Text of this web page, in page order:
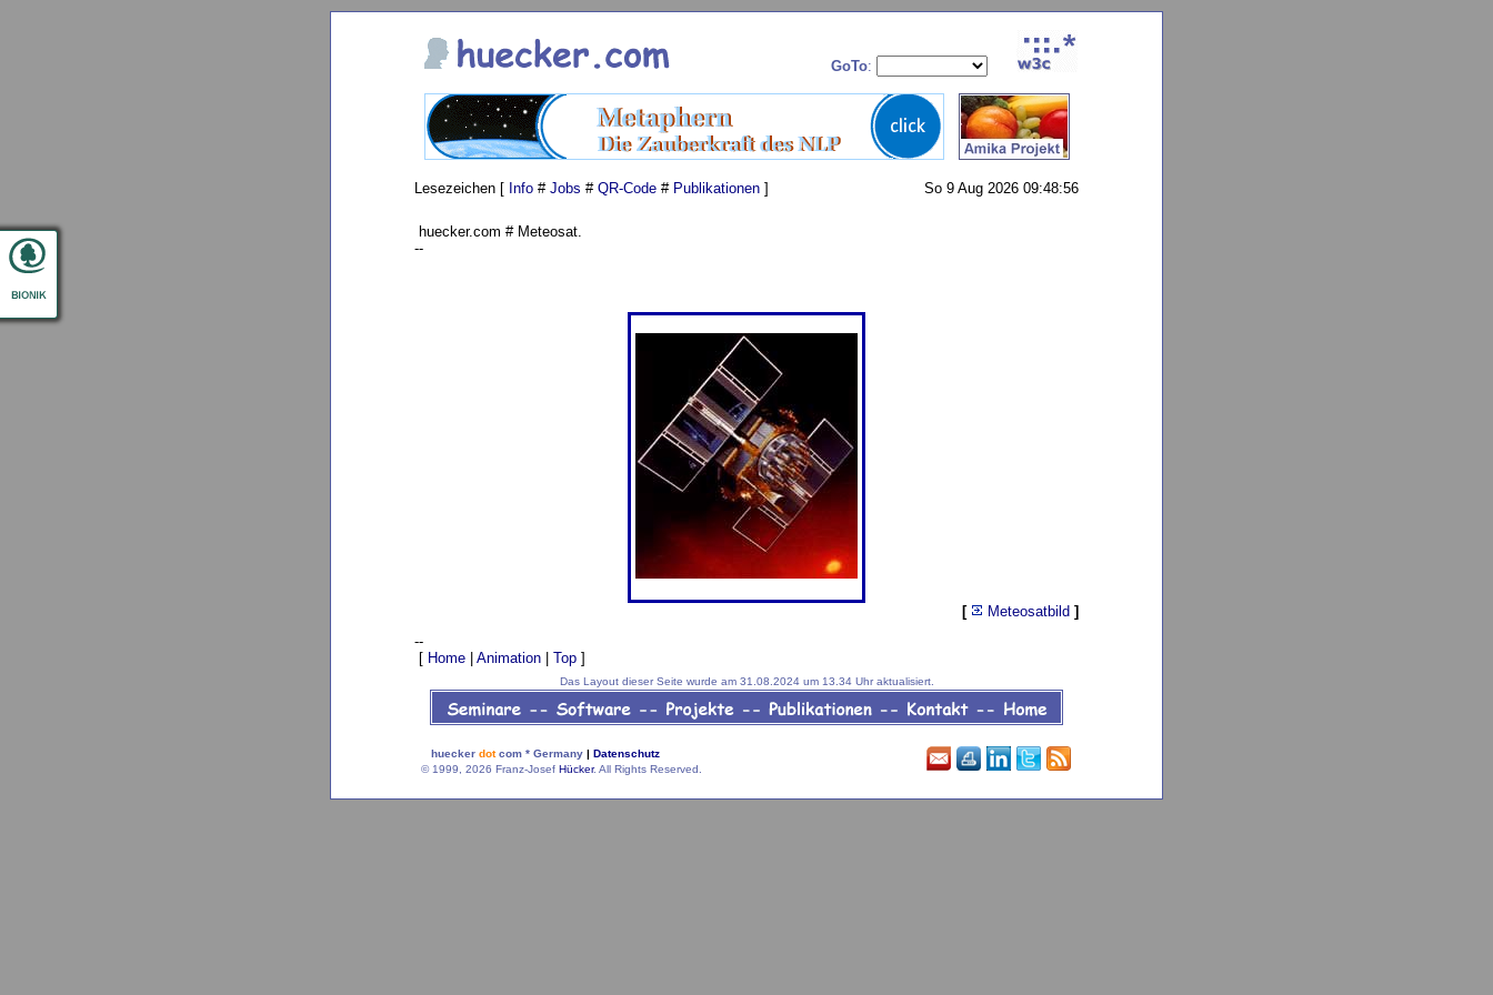
GoTo:
Lesezeichen [ Info # Jobs # QR-Code # Publikationen ] So 9 Aug 2026 09:48:56
huecker.com # Meteosat.
--
[ Meteosatbild ]
--
[ Home Animation Top ]
Das Layout dieser Seite wurde am 31.08.2024 um 13.34 Uhr aktualisiert.
huecker dotcom * Germany | Datenschutz
© 1999, 2026 Franz-Josef Hücker. All Rights Reserved.